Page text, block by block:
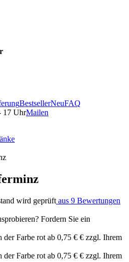
BestsellerNeuFAQ
17 UhrMailen
wird geprüft aus 9 Bewertungen
Fordern Sie ein